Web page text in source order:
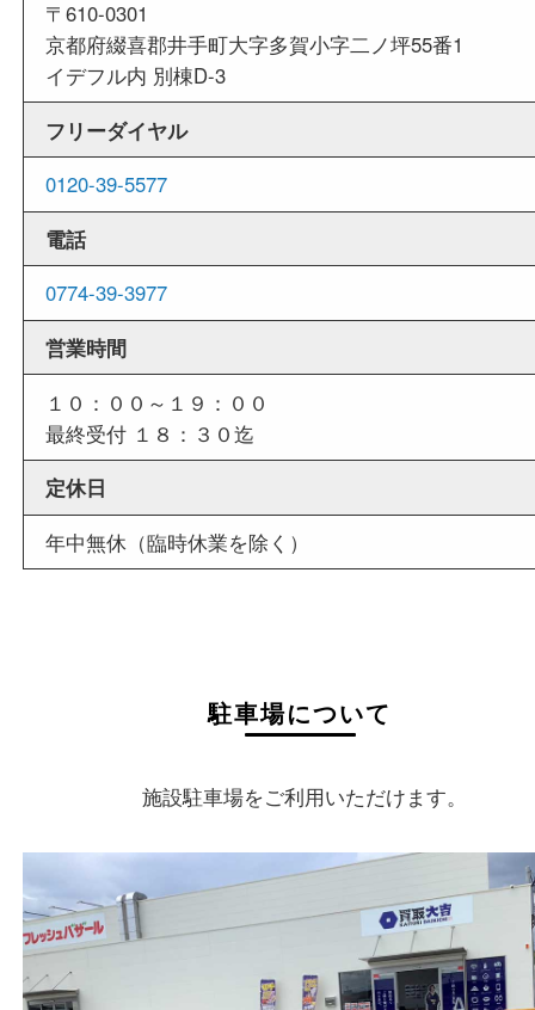
外出ＯＫ
商品査定中の外出も出来ますので、査定中に用事
せていただくことも可能です。
店舗名
京都府綴喜郡井手町大字多賀小字二ノ坪55番1
0120-39-5577
電話